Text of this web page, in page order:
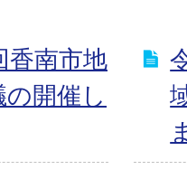
香南市地
開催し